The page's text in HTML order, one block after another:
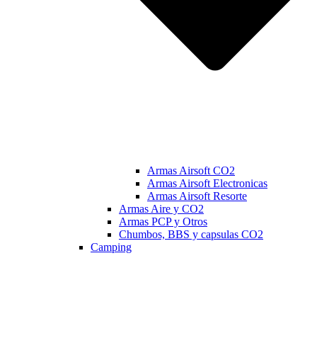
Armas Airsoft CO2
Armas Airsoft Electronicas
Armas Airsoft Resorte
Armas Aire y CO2
Armas PCP y Otros
Chumbos, BBS y capsulas CO2
Camping